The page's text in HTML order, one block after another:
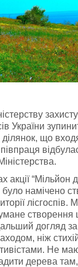
України
ділянок, що
акції “Мільйон
намічено
лісгоспів.
створення
догляд
ніж
Не
дерева